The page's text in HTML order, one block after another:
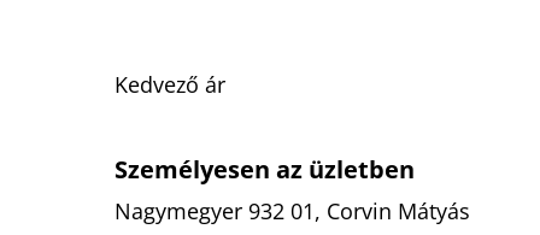
Kedvező ár
Személyesen az üzletben
Nagymegyer 932 01, Corvin Mátyás